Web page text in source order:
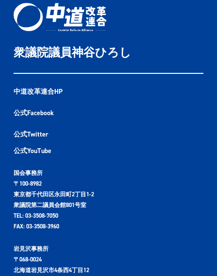
衆議院議員神谷ひろし
中道改革連合HP
公式Facebook
公式Twitter
公式YouTube
国会事務所
〒100-8982
東京都千代田区永田町2丁目1-2
衆議院第二議員会館801号室
TEL: 03-3508-7050
FAX: 03-3508-3960
岩見沢事務所
〒068-0024
北海道岩見沢市4条西4丁目12